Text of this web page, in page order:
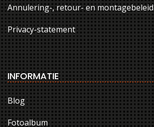
Annulering-, retour- en montagebeleid
Privacy-statement
INFORMATIE
Blog
Fotoalbum